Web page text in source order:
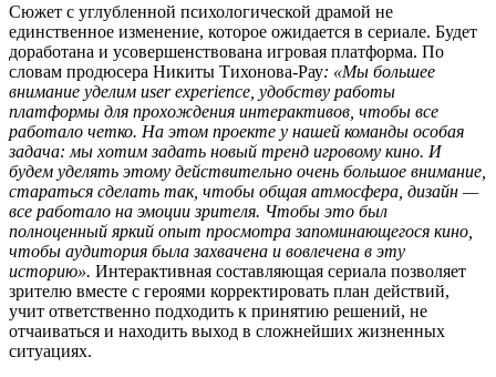
Сюжет с углубленной психологической драмой не
единственное изменение, которое ожидается в сериале. Будет
доработана и усовершенствована игровая платформа. По
словам продюсера Никиты Тихонова-Рау: «Мы большее
внимание уделим user experience, удобству работы
платформы для прохождения интерактивов, чтобы все
работало четко. На этом проекте у нашей команды особая
задача: мы хотим задать новый тренд игровому кино. И
будем уделять этому действительно очень большое внимание,
стараться сделать так, чтобы общая атмосфера, дизайн —
все работало на эмоции зрителя. Чтобы это был
полноценный яркий опыт просмотра запоминающегося кино,
чтобы аудитория была захвачена и вовлечена в эту
историю». Интерактивная составляющая сериала позволяет
зрителю вместе с героями корректировать план действий,
учит ответственно подходить к принятию решений, не
отчаиваться и находить выход в сложнейших жизненных
ситуациях.